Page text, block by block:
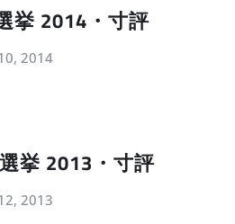
挙 2014・寸評
2014
挙 2013・寸評
2013